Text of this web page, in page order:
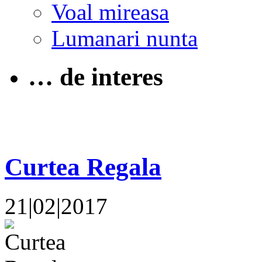
Voal mireasa
Lumanari nunta
… de interes
Curtea Regala
21|02|2017